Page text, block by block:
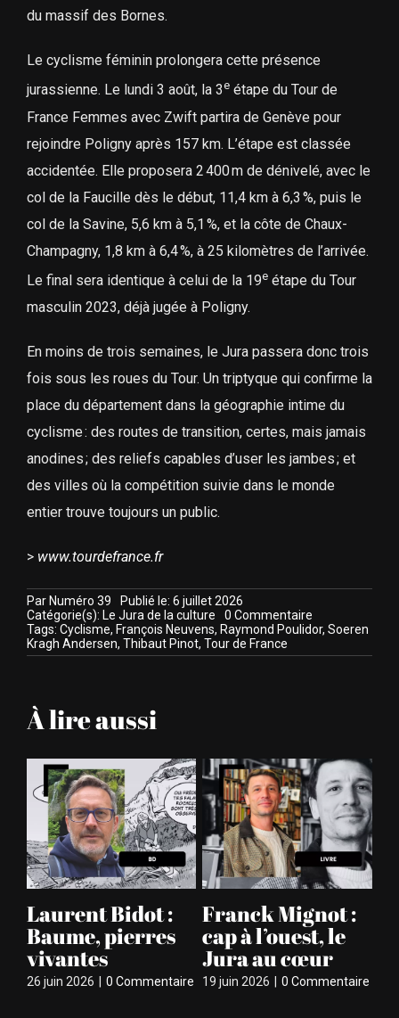
du massif des Bornes.
Le cyclisme féminin prolongera cette présence
jurassienne. Le lundi 3 août, la 3eétape du Tour de
France Femmes avec Zwift partira de Genève pour
rejoindre Poligny après 157 km. L’étape est classée
accidentée. Elle proposera 2 400 m de dénivelé, avec le
col de la Faucille dès le début, 11,4 km à 6,3 %, puis le
col de la Savine, 5,6 km à 5,1 %, et la côte de Chaux-
Champagny, 1,8 km à 6,4 %, à 25 kilomètres de l’arrivée.
Le final sera identique à celui de la 19eétape du Tour
masculin 2023, déjà jugée à Poligny.
En moins de trois semaines, le Jura passera donc trois
fois sous les roues du Tour. Un triptyque qui confirme la
place du département dans la géographie intime du
cyclisme : des routes de transition, certes, mais jamais
anodines ; des reliefs capables d’user les jambes ; et
des villes où la compétition suivie dans le monde
entier trouve toujours un public.
> www.tourdefrance.fr
Par Numéro 39
Publié le: 6 juillet 2026
Catégorie(s): Le Jura de la culture 0 Commentaireon
Tour
France
Tags: Cyclisme, François Neuvens, Raymond Poulidor, Soeren
Kragh Andersen, Thibaut Pinot, Tour de France
À lire aussi
Laurent Bidot :
Baume, pierres
vivantes
26 juin 2026 0 Commentaire
Franck Mignot :
cap à l’ouest, le
Jura au cœur
19 juin 2026 0 Commentaire